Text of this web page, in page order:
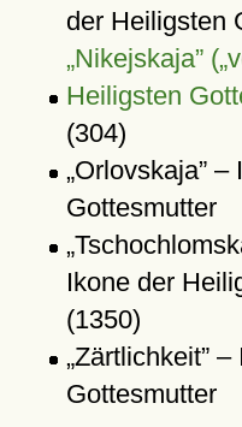
der Heiligsten
Nikejskaja (
Heiligsten
(304)
Orlovskaja –
Gottesmutter
Ikone der
(1350)
Zärtlichkeit –
Gottesmutter